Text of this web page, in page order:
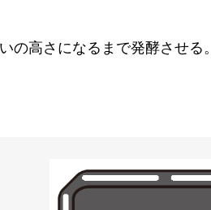
の高さになるまで発酵させる。